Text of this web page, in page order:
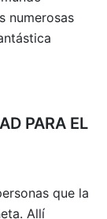
numerosas
PARA EL
que la
Allí